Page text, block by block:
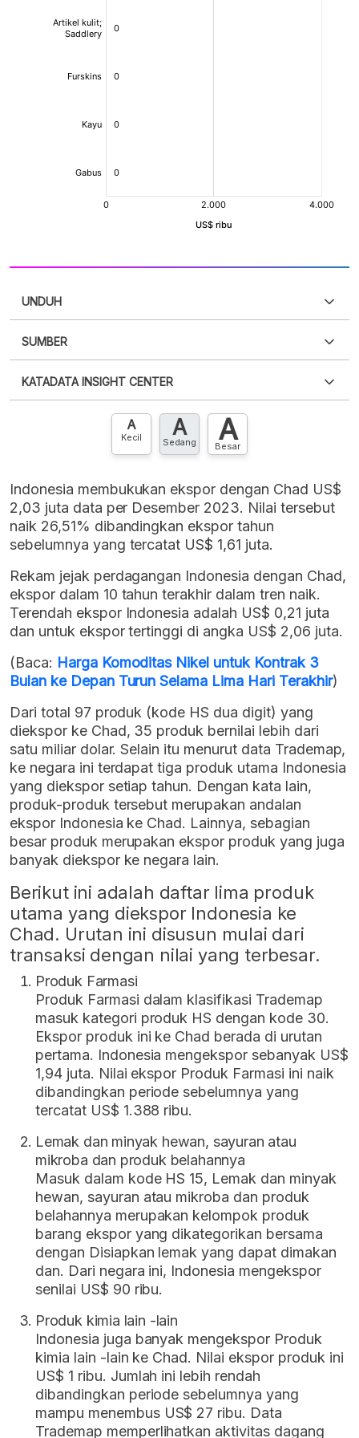
UNDUH
XLS
SUMBER
punya akun?Silakan Daftar sekarang
KATADATA INSIGHT CENTER
Hubungi sekarang »
A
Kecil A
Sedang A
Besar
Indonesia membukukan ekspor dengan Chad US$
2,03 juta data per Desember 2023. Nilai tersebut
naik 26,51% dibandingkan ekspor tahun
sebelumnya yang tercatat US$ 1,61 juta.
Rekam jejak perdagangan Indonesia dengan Chad,
ekspor dalam 10 tahun terakhir dalam tren naik.
Terendah ekspor Indonesia adalah US$ 0,21 juta
dan untuk ekspor tertinggi di angka US$ 2,06 juta.
(Baca: Harga Komoditas Nikel untuk Kontrak 3
Bulan ke Depan Turun Selama Lima Hari Terakhir)
Dari total 97 produk (kode HS dua digit) yang
diekspor ke Chad, 35 produk bernilai lebih dari
satu miliar dolar. Selain itu menurut data Trademap,
ke negara ini terdapat tiga produk utama Indonesia
yang diekspor setiap tahun. Dengan kata lain,
produk-produk tersebut merupakan andalan
ekspor Indonesia ke Chad. Lainnya, sebagian
besar produk merupakan ekspor produk yang juga
banyak diekspor ke negara lain.
Berikut ini adalah daftar lima produk
utama yang diekspor Indonesia ke
Chad. Urutan ini disusun mulai dari
transaksi dengan nilai yang terbesar.
Produk Farmasi
Produk Farmasi dalam klasifikasi Trademap
masuk kategori produk HS dengan kode 30.
Ekspor produk ini ke Chad berada di urutan
pertama. Indonesia mengekspor sebanyak US$
1,94 juta. Nilai ekspor Produk Farmasi ini naik
dibandingkan periode sebelumnya yang
tercatat US$ 1.388 ribu.
Lemak dan minyak hewan, sayuran atau
mikroba dan produk belahannya
Masuk dalam kode HS 15, Lemak dan minyak
hewan, sayuran atau mikroba dan produk
belahannya merupakan kelompok produk
barang ekspor yang dikategorikan bersama
dengan Disiapkan lemak yang dapat dimakan
dan. Dari negara ini, Indonesia mengekspor
senilai US$ 90 ribu.
Produk kimia lain -lain
Indonesia juga banyak mengekspor Produk
kimia lain -lain ke Chad. Nilai ekspor produk ini
US$ 1 ribu. Jumlah ini lebih rendah
dibandingkan periode sebelumnya yang
mampu menembus US$ 27 ribu. Data
Trademap memperlihatkan aktivitas dagang